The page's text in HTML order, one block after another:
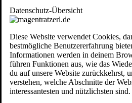
Datenschutz-Übersicht
Diese Website verwendet Cookies,
bestmögliche Benutzererfahrung
Informationen werden in deinem
führen Funktionen aus, wie das
du auf unsere Website zurückkehrst,
verstehen, welche Abschnitte der
interessantesten und nützlichsten sind.